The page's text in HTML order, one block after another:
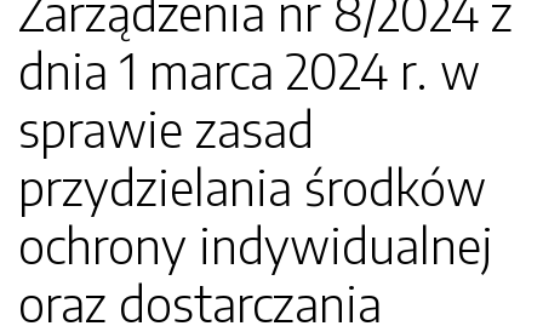
Zarządzenia nr 8/2024 z
dnia 1 marca 2024 r. w
sprawie zasad
przydzielania środków
ochrony indywidualnej
oraz dostarczania